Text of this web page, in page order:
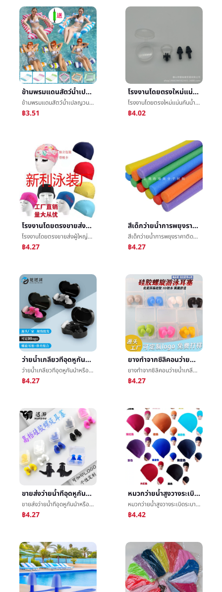
ข้ามพรมแดนสัตว์น้ำเปลญวนผู้ใหญ่รับผิดชอบการลอยอยู่ในอากาศเตียงรับผิดชอบæ°เก้าอี้ที่ดาดฟ้าสัตว์น้ำæµ®แถวทั้งสองหลอดเปลญวนสี่หลอดเปลญวนขายส่ง
ข้ามพรมแดนสัตว์น้ำเปลญวนผู้ใหญ่รับผิดชอบการลอยอยู่ในอากาศเตียงรับผิดชอบæ°เก้าอี้ที่ดาดฟ้าสัตว์น้ำæµ®แถวทั้งสองหลอดเปลญวนสี่หลอดเปลญวนขายส่ง
฿3.51
โรงงานโดยตรงใหม่แน่นกันน้ำจมูกคลิปทีอุดหูกันนำหรือเสียงว่ายน้ำจมูกคลิปป้องกันจมูกคลิปทีอุดหูกันนำหรือเสียง
โรงงานโดยตรงใหม่แน่นกันน้ำจมูกคลิปทีอุดหูกันนำหรือเสียงว่ายน้ำจมูกคลิปป้องกันจมูกคลิปทีอุดหูกันนำหรือเสียง
฿4.02
โรงงานโดยตรงขายส่งผู้ใหญ่หมวกว่ายน้ำ.สี.บริสุทธิ์ชายและหญิงสากลผ้าหมวกว่ายน้ำว่ายน้ำหมวกว่ายน้ำ
โรงงานโดยตรงขายส่งผู้ใหญ่หมวกว่ายน้ำ.สี.บริสุทธิ์ชายและหญิงสากลผ้าหมวกว่ายน้ำว่ายน้ำหมวกว่ายน้ำ
฿4.27
สีเด็กว่ายน้ำการพยุงราคาติดEPEเสาพลศึกษาฟองน้ำติดผู้ใหญ่บาร์บรรยากาศติดไข่มุกฝ้าย
สีเด็กว่ายน้ำการพยุงราคาติดEPEเสาพลศึกษาฟองน้ำติดผู้ใหญ่บาร์บรรยากาศติดไข่มุกฝ้าย
฿4.27
ว่ายน้ำเกลียวทีอุดหูกันนำหรือเสียงก้ันเสียงหล่นใจร้อนทีอุดหูกันนำหรือเสียงกันน้ำยางทำจากซิลิคอนจมูกคลิปทีอุดหูกันนำหรือเสียงตั้งอ่อนกันน้ำทีอุดหูกันนำหรือเสียงขายส่ง
ว่ายน้ำเกลียวทีอุดหูกันนำหรือเสียงก้ันเสียงหล่นใจร้อนทีอุดหูกันนำหรือเสียงกันน้ำยางทำจากซิลิคอนจมูกคลิปทีอุดหูกันนำหรือเสียงตั้งอ่อนกันน้ำทีอุดหูกันนำหรือเสียงขายส่ง
฿4.27
ยางทำจากซิลิคอนว่ายน้ำเกลียวทีอุดหูกันนำหรือเสียงMuteทีอุดหูกันนำหรือเสียงก้ันเสียงทีอุดหูกันนำหรือเสียงกันน้ำทีอุดหูกันนำหรือเสียง3Mต่อต้านลดเสียงรบกวนยางทำจากซิลิคอนทีอุดหูกันนำหรือเสียงขายส่ง
ยางทำจากซิลิคอนว่ายน้ำเกลียวทีอุดหูกันนำหรือเสียงMuteทีอุดหูกันนำหรือเสียงก้ันเสียงทีอุดหูกันนำหรือเสียงกันน้ำทีอุดหูกันนำหรือเสียง3Mต่อต้านลดเสียงรบกวนยางทำจากซิลิคอนทีอุดหูกันนำหรือเสียงขายส่ง
฿4.27
ขายส่งว่ายน้ำทีอุดหูกันนำหรือเสียงยางทำจากซิลิคอนเกลียวทีอุดหูกันนำหรือเสียงกันน้ำว่ายน้ำทีอุดหูกันนำหรือเสียงจมูกคลิปตั้งMuteนอนหลับทีอุดหูกันนำหรือเสียงโรงงาน
ขายส่งว่ายน้ำทีอุดหูกันนำหรือเสียงยางทำจากซิลิคอนเกลียวทีอุดหูกันนำหรือเสียงกันน้ำว่ายน้ำทีอุดหูกันนำหรือเสียงจมูกคลิปตั้งMuteนอนหลับทีอุดหูกันนำหรือเสียงโรงงาน
฿4.27
หมวกว่ายน้ำสูงวางระเบิดระบายอากาศได้ดีæ¸¸หมวกว่ายน้ำใหญ่ขนาดชายและหญิงย่อหน้าไม่Leหัวว่ายน้ำอุปกรณ์
หมวกว่ายน้ำสูงวางระเบิดระบายอากาศได้ดีæ¸¸หมวกว่ายน้ำใหญ่ขนาดชายและหญิงย่อหน้าไม่Leหัวว่ายน้ำอุปกรณ์
฿4.42